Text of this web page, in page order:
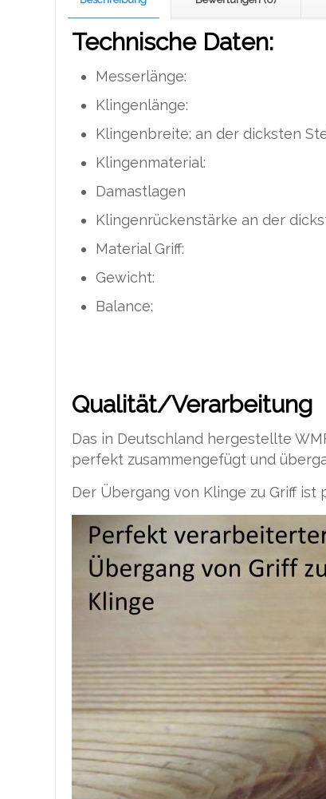
Technische Daten:
Klingenbreite: an der
Klingenmaterial:
Klingenrückenstärke an der
Material
Gewicht:
Balance:
Qualität/Verarbeitung
Das in Deutschland hergestellte
perfekt zusammengefügt und
Der Übergang von Klinge zu Griff